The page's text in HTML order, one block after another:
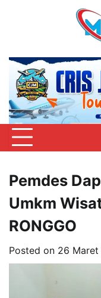
Pemdes
Umkm
RONGGO
Posted on 26